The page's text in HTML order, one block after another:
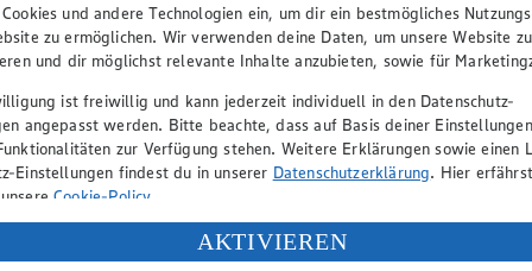
gewährt Ihnen jedoch das Recht, den auf dieser Website
und Vervielfältigung von Bildmaterial oder Grafiken aus
verantwortlich. Firma und Anschriften unserer
hin, dass wir nicht an einem Streitbeilegungsverfahren vor einer
und andere Technologien ein, um dir ein bestmögliches
zu ermöglichen. Wir verwenden deine Daten, um unsere Website zu
und dir möglichst relevante Inhalte anzubieten, sowie für
ist freiwillig und kann jederzeit individuell in den Datenschutz-
angepasst werden. Bitte beachte, dass auf Basis deiner
zur Verfügung stehen. Weitere Erklärungen sowie einen
Einstellungen findest du in unserer Datenschutzerklärung. Hier
Cookie-Policy.
deiner personenbezogenen Daten in den USA durch Facebook und
AKTIVIEREN